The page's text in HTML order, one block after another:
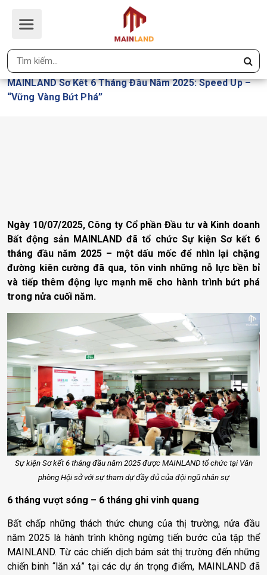
MAINLAND SƠ KẾT 6 THÁNG ĐẦU
NĂM 2025: SPEED UP – “VỮNG
VÀNG BỨT PHÁ”
Trang Chủ
MAINLAND Sơ Kết 6 Tháng Đầu Năm 2025: Speed Up –
“Vững Vàng Bứt Phá”
Ngày 10/07/2025, Công ty Cổ phần Đầu tư và Kinh doanh
Bất động sản MAINLAND đã tổ chức Sự kiện Sơ kết 6
tháng đầu năm 2025 – một dấu mốc để nhìn lại chặng
đường kiên cường đã qua, tôn vinh những nỗ lực bền bỉ
và tiếp thêm động lực mạnh mẽ cho hành trình bứt phá
trong nửa cuối năm.
Sự kiện Sơ kết 6 tháng đầu năm 2025 được MAINLAND tổ chức tại Văn
phòng Hội sở với sự tham dự đầy đủ của đội ngũ nhân sự
6 tháng vượt sóng – 6 tháng ghi vinh quang
Bất chấp những thách thức chung của thị trường, nửa đầu
năm 2025 là hành trình không ngừng tiến bước của tập thể
MAINLAND. Từ các chiến dịch bám sát thị trường đến những
chiến binh “lăn xả” tại các dự án trọng điểm, MAINLAND đã